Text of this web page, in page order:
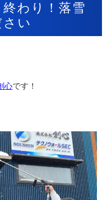
わり！落雪
い
心です！